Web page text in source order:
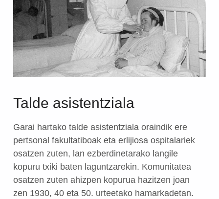
Talde asistentziala
Garai hartako talde asistentziala oraindik ere
pertsonal fakultatiboak eta erlijiosa ospitalariek
osatzen zuten, lan ezberdinetarako langile
kopuru txiki baten laguntzarekin. Komunitatea
osatzen zuten ahizpen kopurua hazitzen joan
zen 1930, 40 eta 50. urteetako hamarkadetan.